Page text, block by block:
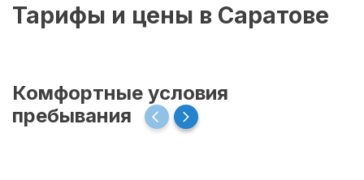
Тарифы и цены в Саратове
Комфортные условия
пребывания